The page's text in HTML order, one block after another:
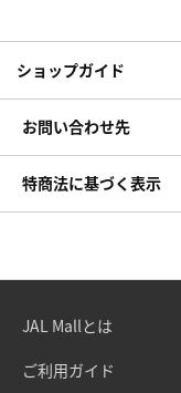
ショップガイド
お問い合わせ先
特商法に基づく表示
JAL Mallとは
ご利用ガイド